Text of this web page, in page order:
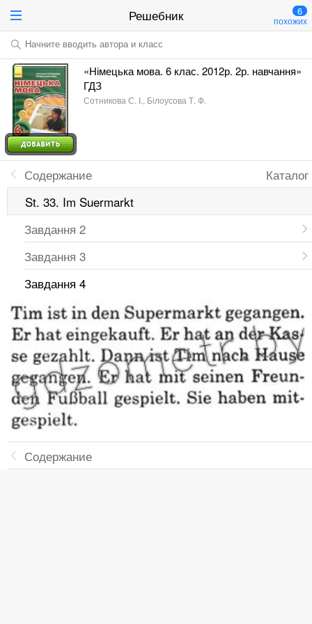
Решебник 6
похожих
Начните вводить автора и класс
«Німецька мова. 6 клас. 2012р. 2р. навчання»
ГДЗ
Сотникова С. І., Білоусова Т. Ф.
Каталог
Содержание
St. 33. Im Suermarkt
Завдання 2
Завдання 3
Завдання 4
Содержание